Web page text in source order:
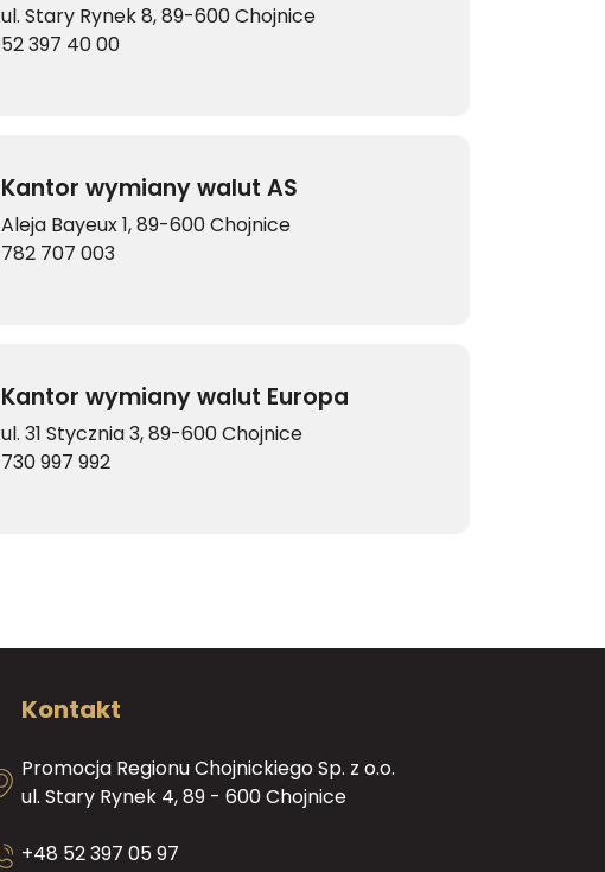
ul. Stary Rynek 8, 89-600 Chojnice
52 397 40 00
Kantor wymiany walut AS
Aleja Bayeux 1, 89-600 Chojnice
782 707 003
Kantor wymiany walut Europa
ul. 31 Stycznia 3, 89-600 Chojnice
730 997 992
Kontakt
Promocja Regionu Chojnickiego Sp. z o.o.
ul. Stary Rynek 4, 89 - 600 Chojnice
+48 52 397 05 97